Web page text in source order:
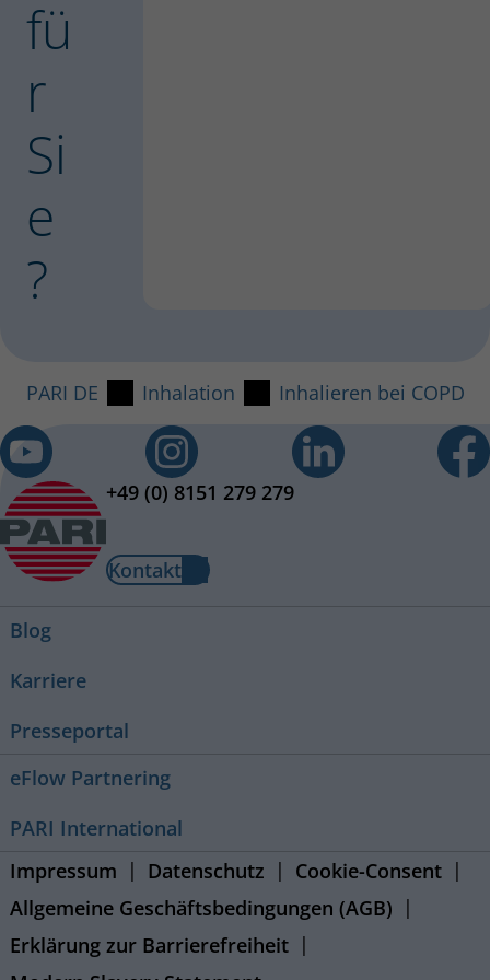
fü
r
Si
e
?
PARI DE Inhalation Inhalieren bei COPD
+49 (0) 8151 279 279
Kontakt
Blog
Karriere
Presseportal
eFlow Partnering
PARI International
Impressum
Datenschutz
Cookie-Consent
Allgemeine Geschäftsbedingungen (AGB)
Erklärung zur Barrierefreiheit